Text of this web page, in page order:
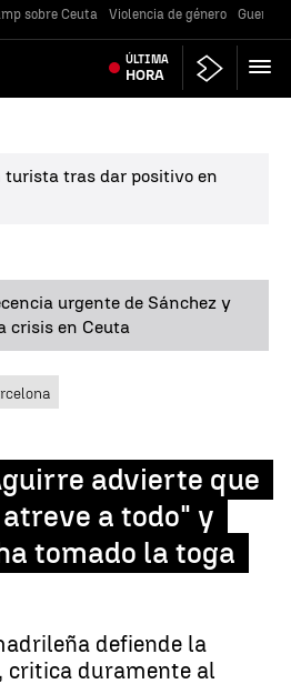
sobre Ceuta Violencia de género Guerra
ÚLTIMA
HORA
turista tras dar positivo en
urgente de Sánchez y
crisis en Ceuta
advierte que
a todo" y
tomado la toga
defiende la
critica duramente al